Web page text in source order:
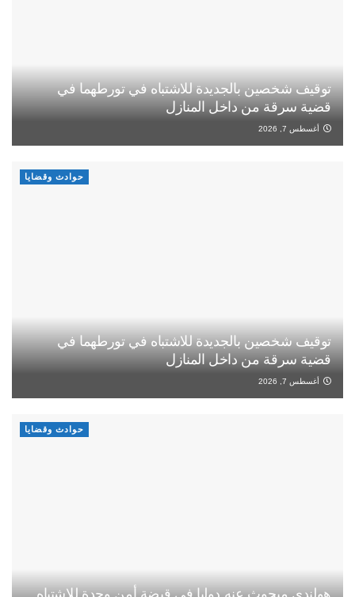
توقيف شخصين بالجديدة للاشتباه في تورطهما في
قضية سرقة من داخل المنازل
أغسطس 7, 2026
حوادث وقضايا
توقيف شخصين بالجديدة للاشتباه في تورطهما في
قضية سرقة من داخل المنازل
أغسطس 7, 2026
حوادث وقضايا
هولندي مبحوث عنه دوليا في قبضة أمن وجدة للاشتباه